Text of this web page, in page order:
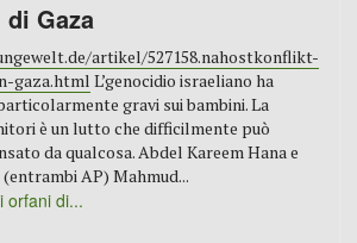
Gaza
artikel/527158.nahostkonflikt-
gaza.html L’genocidio israeliano ha
gravi sui bambini. La
è un lutto che difficilmente può
da qualcosa. Abdel Kareem Hana e
AP) Mahmud...
orfani di...